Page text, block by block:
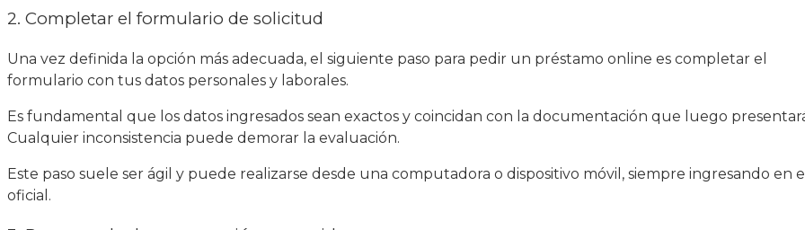
2. Completar el formulario de solicitud
Una vez definida la opción más adecuada, el siguiente paso para pedir un préstamo online es completar el
formulario con tus datos personales y laborales.
Es fundamental que los datos ingresados sean exactos y coincidan con la documentación que luego
Cualquier inconsistencia puede demorar la evaluación.
Este paso suele ser ágil y puede realizarse desde una computadora o dispositivo móvil, siempre ingresando en
oficial.